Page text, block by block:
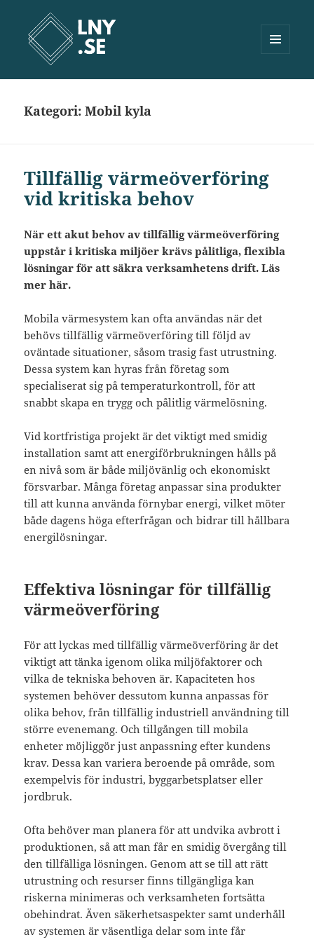
WIDGETS
Kategori:Mobil kyla
Tillfällig värmeöverföring
vid kritiska behov
När ett akut behov av tillfällig värmeöverföring
uppstår i kritiska miljöer krävs pålitliga, flexibla
lösningar för att säkra verksamhetens drift. Läs
mer här.
Mobila värmesystem kan ofta användas när det
behövs tillfällig värmeöverföring till följd av
oväntade situationer, såsom trasig fast utrustning.
Dessa system kan hyras från företag som
specialiserat sig på temperaturkontroll, för att
snabbt skapa en trygg och pålitlig värmelösning.
Vid kortfristiga projekt är det viktigt med smidig
installation samt att energiförbrukningen hålls på
en nivå som är både miljövänlig och ekonomiskt
försvarbar. Många företag anpassar sina produkter
till att kunna använda förnybar energi, vilket möter
både dagens höga efterfrågan och bidrar till hållbara
energilösningar.
Effektiva lösningar för tillfällig
värmeöverföring
För att lyckas med tillfällig värmeöverföring är det
viktigt att tänka igenom olika miljöfaktorer och
vilka de tekniska behoven är. Kapaciteten hos
systemen behöver dessutom kunna anpassas för
olika behov, från tillfällig industriell användning till
större evenemang. Och tillgången till mobila
enheter möjliggör just anpassning efter kundens
krav. Dessa kan variera beroende på område, som
exempelvis för industri, byggarbetsplatser eller
jordbruk.
Ofta behöver man planera för att undvika avbrott i
produktionen, så att man får en smidig övergång till
den tillfälliga lösningen. Genom att se till att rätt
utrustning och resurser finns tillgängliga kan
riskerna minimeras och verksamheten fortsätta
obehindrat. Även säkerhetsaspekter samt underhåll
av systemen är väsentliga delar som inte får